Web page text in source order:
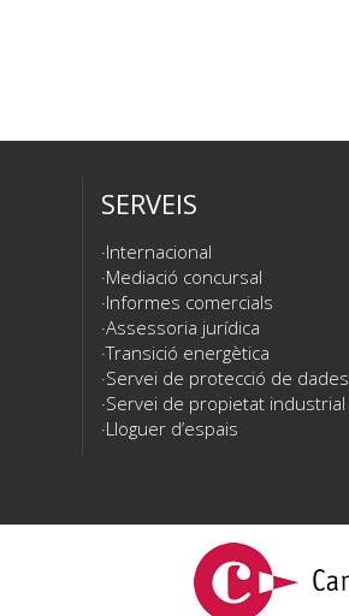
SERVEIS
Internacional
Mediació concursal
Informes comercials
Assessoria jurídica
Transició energètica
Servei de protecció de dades
Servei de propietat industrial
Lloguer d’espais